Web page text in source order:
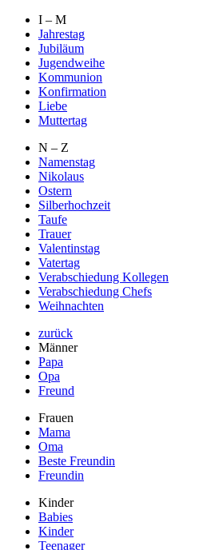
I – M
Jahrestag
Jubiläum
Jugendweihe
Kommunion
Konfirmation
Liebe
Muttertag
N – Z
Namenstag
Nikolaus
Ostern
Silberhochzeit
Taufe
Trauer
Valentinstag
Vatertag
Verabschiedung Kollegen
Verabschiedung Chefs
Weihnachten
zurück
Männer
Papa
Opa
Freund
Frauen
Mama
Oma
Beste Freundin
Freundin
Kinder
Babies
Kinder
Teenager